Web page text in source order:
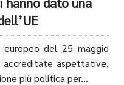
del 25 maggio
accreditate aspettative,
più politica per...